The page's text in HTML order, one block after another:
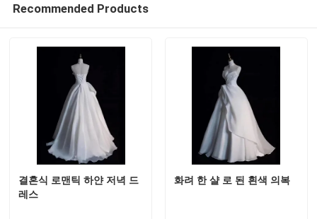
Recommended Products
결혼식 로맨틱 하얀 저녁 드
레스
화려 한 샬 로 된 흰색 의복